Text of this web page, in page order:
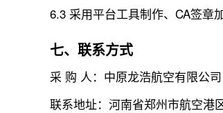
6.3 采用平台工具制作、CA签章
七、联系方式
采 购 人：中原龙浩航空有限公司
联系地址：河南省郑州市航空港